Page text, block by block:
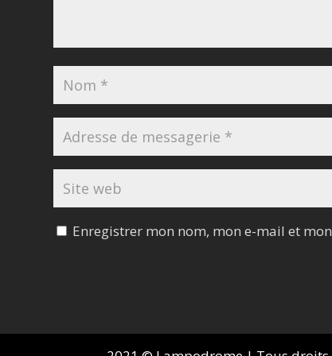
Enregistrer mon nom, mon e-mail et